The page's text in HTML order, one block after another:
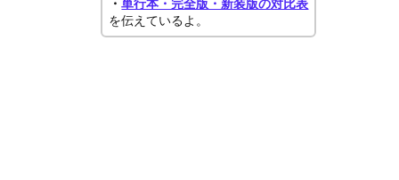
・単行本・完全版・新装版の対比表
を伝えているよ。